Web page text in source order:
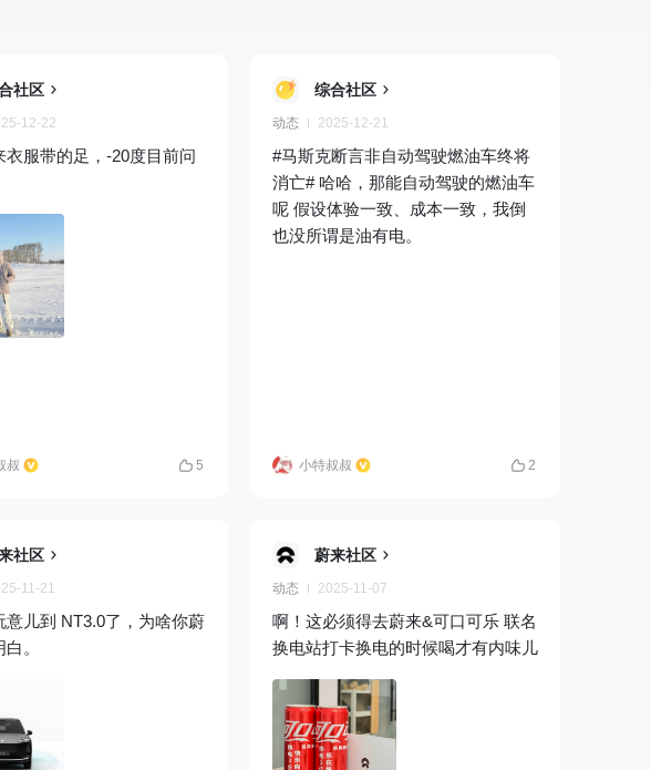
社区
12-22
衣服带的足，-20度目前问
叔 5
综合社区
动态 2025-12-21
#马斯克断言非自动驾驶燃油车终将
消亡# 哈哈，那能自动驾驶的燃油车
呢 假设体验一致、成本一致，我倒
也没所谓是油有电。
小特叔叔 2
社区
11-21
意儿到 NT3.0了，为啥你蔚
。
蔚来社区
动态 2025-11-07
啊！这必须得去蔚来&可口可乐 联名
换电站打卡换电的时候喝才有内味儿